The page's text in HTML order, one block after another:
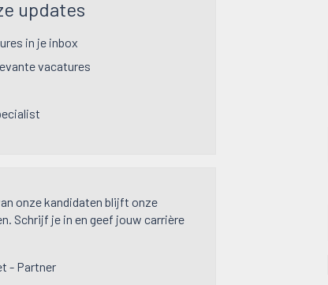
updates
in je inbox
vacatures
onze kandidaten blijft onze
Schrijf je in en geef jouw carrière
- Partner